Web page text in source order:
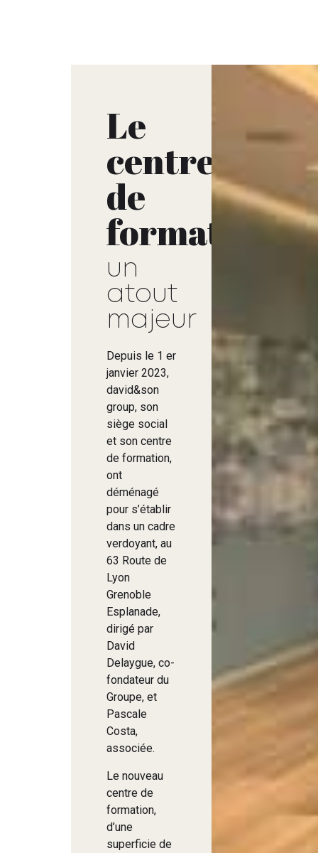
Le
centre
de
formation
un
atout
majeur
Depuis le 1 er
janvier 2023,
david&son
group, son
siège social
et son centre
de formation,
ont
déménagé
pour s’établir
dans un cadre
verdoyant, au
63 Route de
Lyon
Grenoble
Esplanade,
dirigé par
David
Delaygue, co-
fondateur du
Groupe, et
Pascale
Costa,
associée.
Le nouveau
centre de
formation,
d’une
superficie de